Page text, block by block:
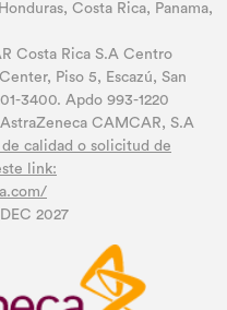
Costa Rica, Panama,
Costa Rica S.A Centro
Piso 5, Escazú, San
3400. Apdo 993-1220
CAMCAR, S.A
calidad o solicitud de
link:
2027